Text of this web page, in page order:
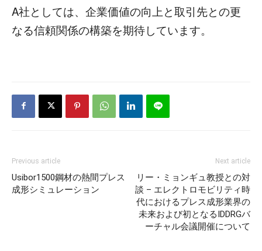
A社としては、企業価値の向上と取引先との更
なる信頼関係の構築を期待しています。
Previous article
Usibor1500鋼材の熱間プレス
成形シミュレーション
Next article
リー・ミョンギュ教授との対
談 – エレクトロモビリティ時
代におけるプレス成形業界の
未来および初となるIDDRGバ
ーチャル会議開催について